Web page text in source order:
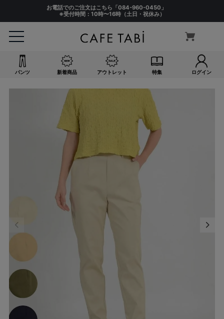
お電話でのご注文はこちら「084-960-0450 」
※受付時間：10時〜16時（土日・祝休み）
パンツ 新着商品 アウトレット 特集 ログイン